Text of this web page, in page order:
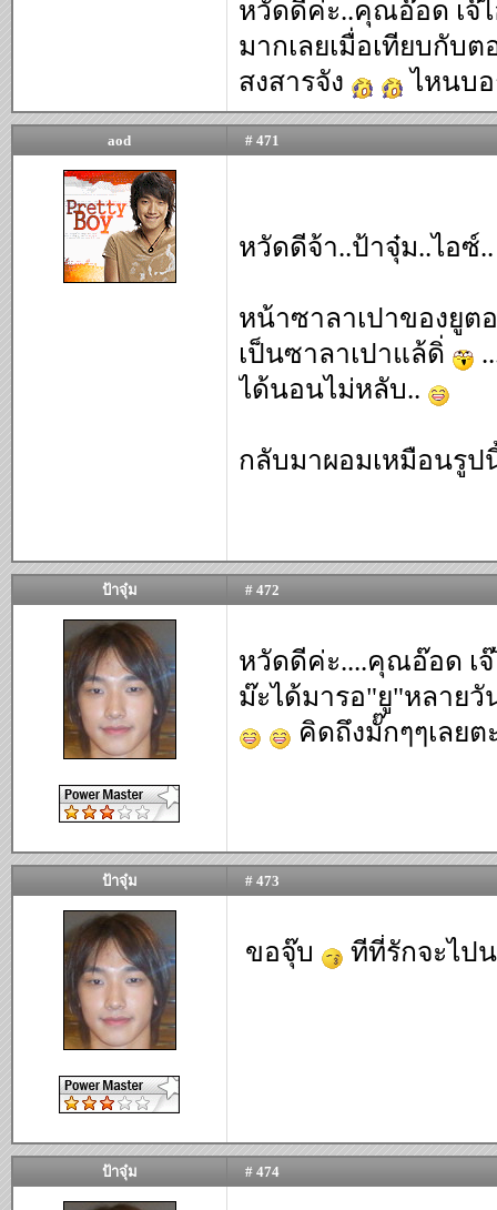
หวัดดีค่ะ..คุณอ๊อด เจ๊
มากเลยเมื่อเทียบกับ
สงสารจัง
ไหนบ
aod # 471
หวัดดีจ้า..ป้าจุ๋ม..ไอซ์
หน้าซาลาเปาของยูต
เป็นซาลาเปาแล้ดิ่
ได้นอนไม่หลับ..
กลับมาผอมเหมือนรูป
ป้าจุ๋ม # 472
หวัดดีค่ะ....คุณอ๊อด เ
ม๊ะได้มารอ"ยู"หลายวั
คิดถึงมั๊กๆๆเลยต
ป้าจุ๋ม # 473
ขอจุ๊บ ทีที่รักจะไป
ป้าจุ๋ม # 474